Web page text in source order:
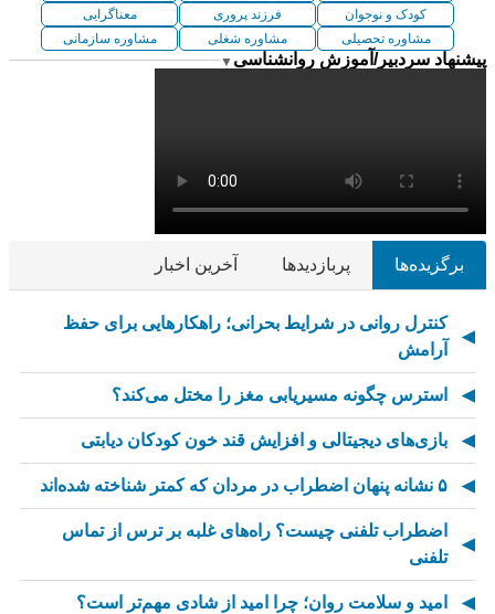
کودک و نوجوان
فرزند پروری
معناگرایی
مشاوره تحصیلی
مشاوره شغلی مشاوره سازمانی
پیشنهاد سردبیر/آموزش روانشناسی ▼
برگزیده‌ها پربازدیدها آخرین اخبار
کنترل روانی در شرایط بحرانی؛ راهکارهایی برای حفظ
آرامش
استرس چگونه مسیریابی مغز را مختل می‌کند؟
بازی‌های دیجیتالی و افزایش قند خون کودکان دیابتی
۵ نشانه پنهان اضطراب در مردان که کمتر شناخته شده‌اند
اضطراب تلفنی چیست؟ راه‌های غلبه بر ترس از تماس
تلفنی
امید و سلامت روان؛ چرا امید از شادی مهم‌تر است؟